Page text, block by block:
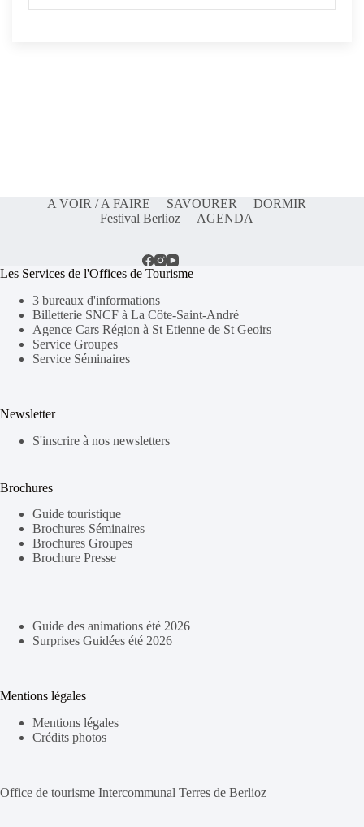
A VOIR / A FAIRE SAVOURER
DORMIR
Festival Berlioz
AGENDA
Les Services de l'Offices de Tourisme
3 bureaux d'informations
Billetterie SNCF à La Côte-Saint-André
Agence Cars Région à St Etienne de St Geoirs
Service Groupes
Service Séminaires
Newsletter
S'inscrire à nos newsletters
Brochures
Guide touristique
Brochures Séminaires
Brochures Groupes
Brochure Presse
Guide des animations été 2026
Surprises Guidées été 2026
Mentions légales
Mentions légales
Crédits photos
Office de tourisme Intercommunal Terres de Berlioz